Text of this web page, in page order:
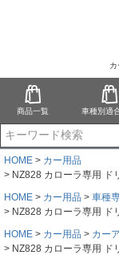
商品一覧 車種別適
HOME
カー用品
NZ828 カローラ専用 ド
HOME
カー用品 車種
NZ828 カローラ専用 ド
HOME
カー用品 カー
NZ828 カローラ専用 ド